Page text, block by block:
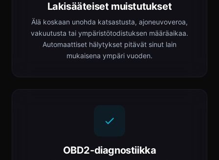
Lakisääteiset muistutukset
Älä koskaan unohda katsastusta, ajoneuvoveroa,
vakuutusta tai ympäristötodistuksen määräaikaa.
Automaattiset hälytykset pitävät sinut lain
mukaisena ympäri vuoden.
OBD2-diagnostiikka